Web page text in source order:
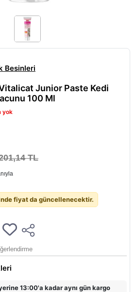
Besinleri
Junior Paste Kedi
100 Ml
yok
TL
fiyat da güncellenecektir.
13:00'a kadar aynı gün kargo